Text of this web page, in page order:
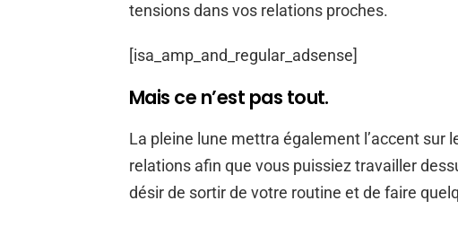
tensions dans vos relations proches.
[isa_amp_and_regular_adsense]
Mais ce n’est pas tout.
La pleine lune mettra également l’accent sur
relations afin que vous puissiez travailler
désir de sortir de votre routine et de faire